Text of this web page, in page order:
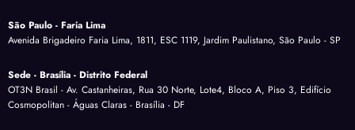
São Paulo - Faria Lima
Avenida Brigadeiro Faria Lima, 1811, ESC 1119, Jardim Paulistano, São Paulo - SP
Sede - Brasília - Distrito Federal
OT3N Brasil - Av. Castanheiras, Rua 30 Norte, Lote4, Bloco A, Piso 3, Edifício
Cosmopolitan - Águas Claras - Brasília - DF